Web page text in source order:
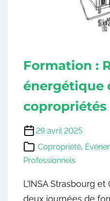
Formation :
énergétique
copropriétés
29 avril 2025
Copropriété,
Professionnels
L’INSA Strasbourg
deux journées de